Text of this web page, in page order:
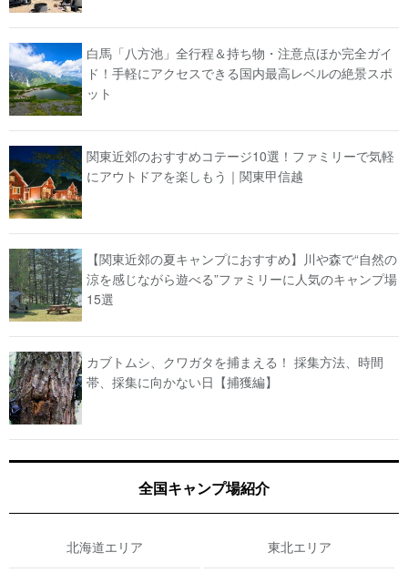
白馬「八方池」全行程＆持ち物・注意点ほか完全ガイ
ド！手軽にアクセスできる国内最高レベルの絶景スポ
ット
関東近郊のおすすめコテージ10選！ファミリーで気軽
にアウトドアを楽しもう｜関東甲信越
【関東近郊の夏キャンプにおすすめ】川や森で“自然の
涼を感じながら遊べる”ファミリーに人気のキャンプ場
15選
カブトムシ、クワガタを捕まえる！ 採集方法、時間
帯、採集に向かない日【捕獲編】
全国キャンプ場紹介
北海道エリア 東北エリア